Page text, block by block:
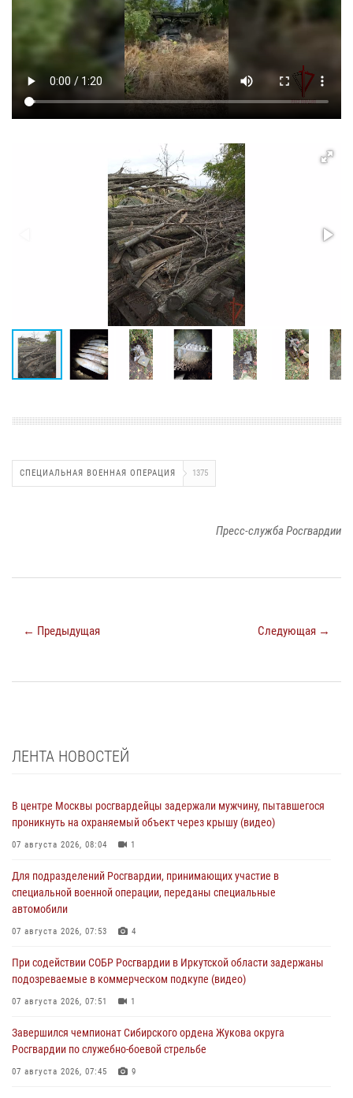
СПЕЦИАЛЬНАЯ ВОЕННАЯ ОПЕРАЦИЯ 1375
Пресс-служба Росгвардии
← Предыдущая Следующая →
ЛЕНТА НОВОСТЕЙ
В центре Москвы росгвардейцы задержали мужчину, пытавшегося
проникнуть на охраняемый объект через крышу (видео)
07 августа 2026, 08:04 1
Для подразделений Росгвардии, принимающих участие в
специальной военной операции, переданы специальные
автомобили
07 августа 2026, 07:53 4
При содействии СОБР Росгвардии в Иркутской области задержаны
подозреваемые в коммерческом подкупе (видео)
07 августа 2026, 07:51 1
Завершился чемпионат Сибирского ордена Жукова округа
Росгвардии по служебно-боевой стрельбе
07 августа 2026, 07:45 9